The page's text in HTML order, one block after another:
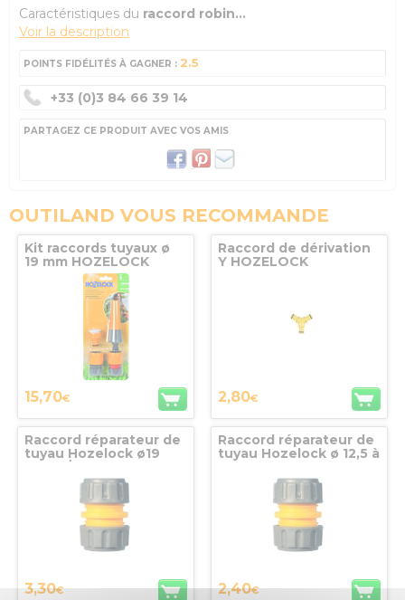
Caractéristiques du raccord robin...
Voir la description
POINTS FIDÉLITÉS À GAGNER : 2.5
+33 (0)3 84 66 39 14
PARTAGEZ CE PRODUIT AVEC VOS AMIS
OUTILAND VOUS RECOMMANDE
Kit raccords tuyaux ø
19 mm HOZELOCK
15,70€
Raccord de dérivation
Y HOZELOCK
2,80€
Raccord réparateur de
tuyau Hozelock ø19
mm (3/4’’)
3,30€
Raccord réparateur de
tuyau Hozelock ø 12,5 à
2,40€